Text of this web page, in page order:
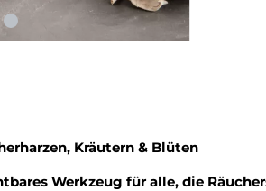
Kräutern & Blüten
Werkzeug für alle, die